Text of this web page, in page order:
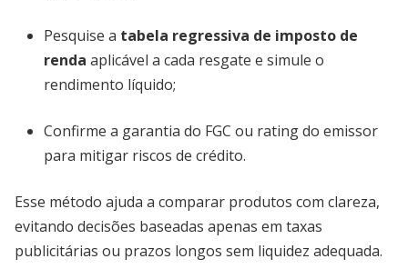
Pesquise a tabela regressiva de imposto de
renda aplicável a cada resgate e simule o
rendimento líquido;
Confirme a garantia do FGC ou rating do emissor
para mitigar riscos de crédito.
Esse método ajuda a comparar produtos com clareza,
evitando decisões baseadas apenas em taxas
publicitárias ou prazos longos sem liquidez adequada.